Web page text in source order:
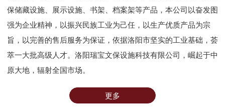
保储藏设施、展示设施、书架、档案架等产品，本公司以奋发图
强为企业精神，以振兴民族工业为己任，以生产优质产品为宗
旨，以完善的售后服务为保证，依据洛阳市坚实的工业基础，荟
萃一大批高级人才。洛阳瑞宝文保设施科技有限公司，崛起于中
原大地，辐射全国市场。
更多